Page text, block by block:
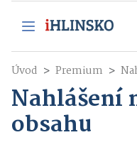
Úvod Premium
Nahlášení
obsahu